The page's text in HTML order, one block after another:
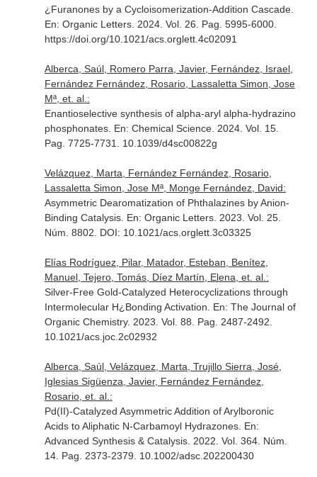
¿Furanones by a Cycloisomerization-Addition Cascade.
En: Organic Letters. 2024. Vol. 26. Pag. 5995-6000.
https://doi.org/10.1021/acs.orglett.4c02091
Alberca, Saúl, Romero Parra, Javier, Fernández, Israel,
Fernández Fernández, Rosario, Lassaletta Simon, Jose
Mª, et. al.:
Enantioselective synthesis of alpha-aryl alpha-hydrazino
phosphonates. En: Chemical Science. 2024. Vol. 15.
Pag. 7725-7731. 10.1039/d4sc00822g
Velázquez, Marta, Fernández Fernández, Rosario,
Lassaletta Simon, Jose Mª, Monge Fernández, David:
Asymmetric Dearomatization of Phthalazines by Anion-
Binding Catalysis. En: Organic Letters. 2023. Vol. 25.
Núm. 8802. DOI: 10.1021/acs.orglett.3c03325
Elías Rodríguez, Pilar, Matador, Esteban, Benítez,
Manuel, Tejero, Tomás, Díez Martín, Elena, et. al.:
Silver-Free Gold-Catalyzed Heterocyclizations through
Intermolecular H¿Bonding Activation. En: The Journal of
Organic Chemistry. 2023. Vol. 88. Pag. 2487-2492.
10.1021/acs.joc.2c02932
Alberca, Saúl, Velázquez, Marta, Trujillo Sierra, José,
Iglesias Sigüenza, Javier, Fernández Fernández,
Rosario, et. al.:
Pd(II)-Catalyzed Asymmetric Addition of Arylboronic
Acids to Aliphatic N-Carbamoyl Hydrazones. En:
Advanced Synthesis & Catalysis. 2022. Vol. 364. Núm.
14. Pag. 2373-2379. 10.1002/adsc.202200430